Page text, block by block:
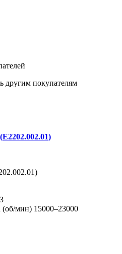
другим покупателям
3
(об/мин) 15000–23000